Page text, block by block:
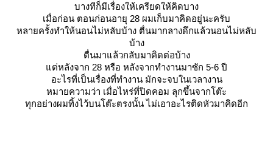
บางทีก็มีเรื่องให้เครียดให้คิดบาง
เมื่อก่อน ตอนก่อนอายุ 28 ผมเก็บมาคิดอยู่นะครับ
หลายครั้งทำให้นอนไม่หลับบ้าง ตื่นมากลางดึกแล้วนอนไม่หลับ
บ้าง
ตื่นมาแล้วกลับมาคิดต่อบ้าง
ต่หลังจาก 28 หรือ หลังจากทำงานมาซัก 5-6 ปี
อะไรที่เป็นเรื่องที่ทำงาน มักจะจบในเวลางาน
หมายความว่า เมื่อไหร่ที่ปิดคอม ลุกขึ้นจากโต๊ะ
ทุกอย่างผมทิ้งไว้บนโต๊ะตรงนั้น ไม่เอาอะไรติดหัวมาคิดอีก